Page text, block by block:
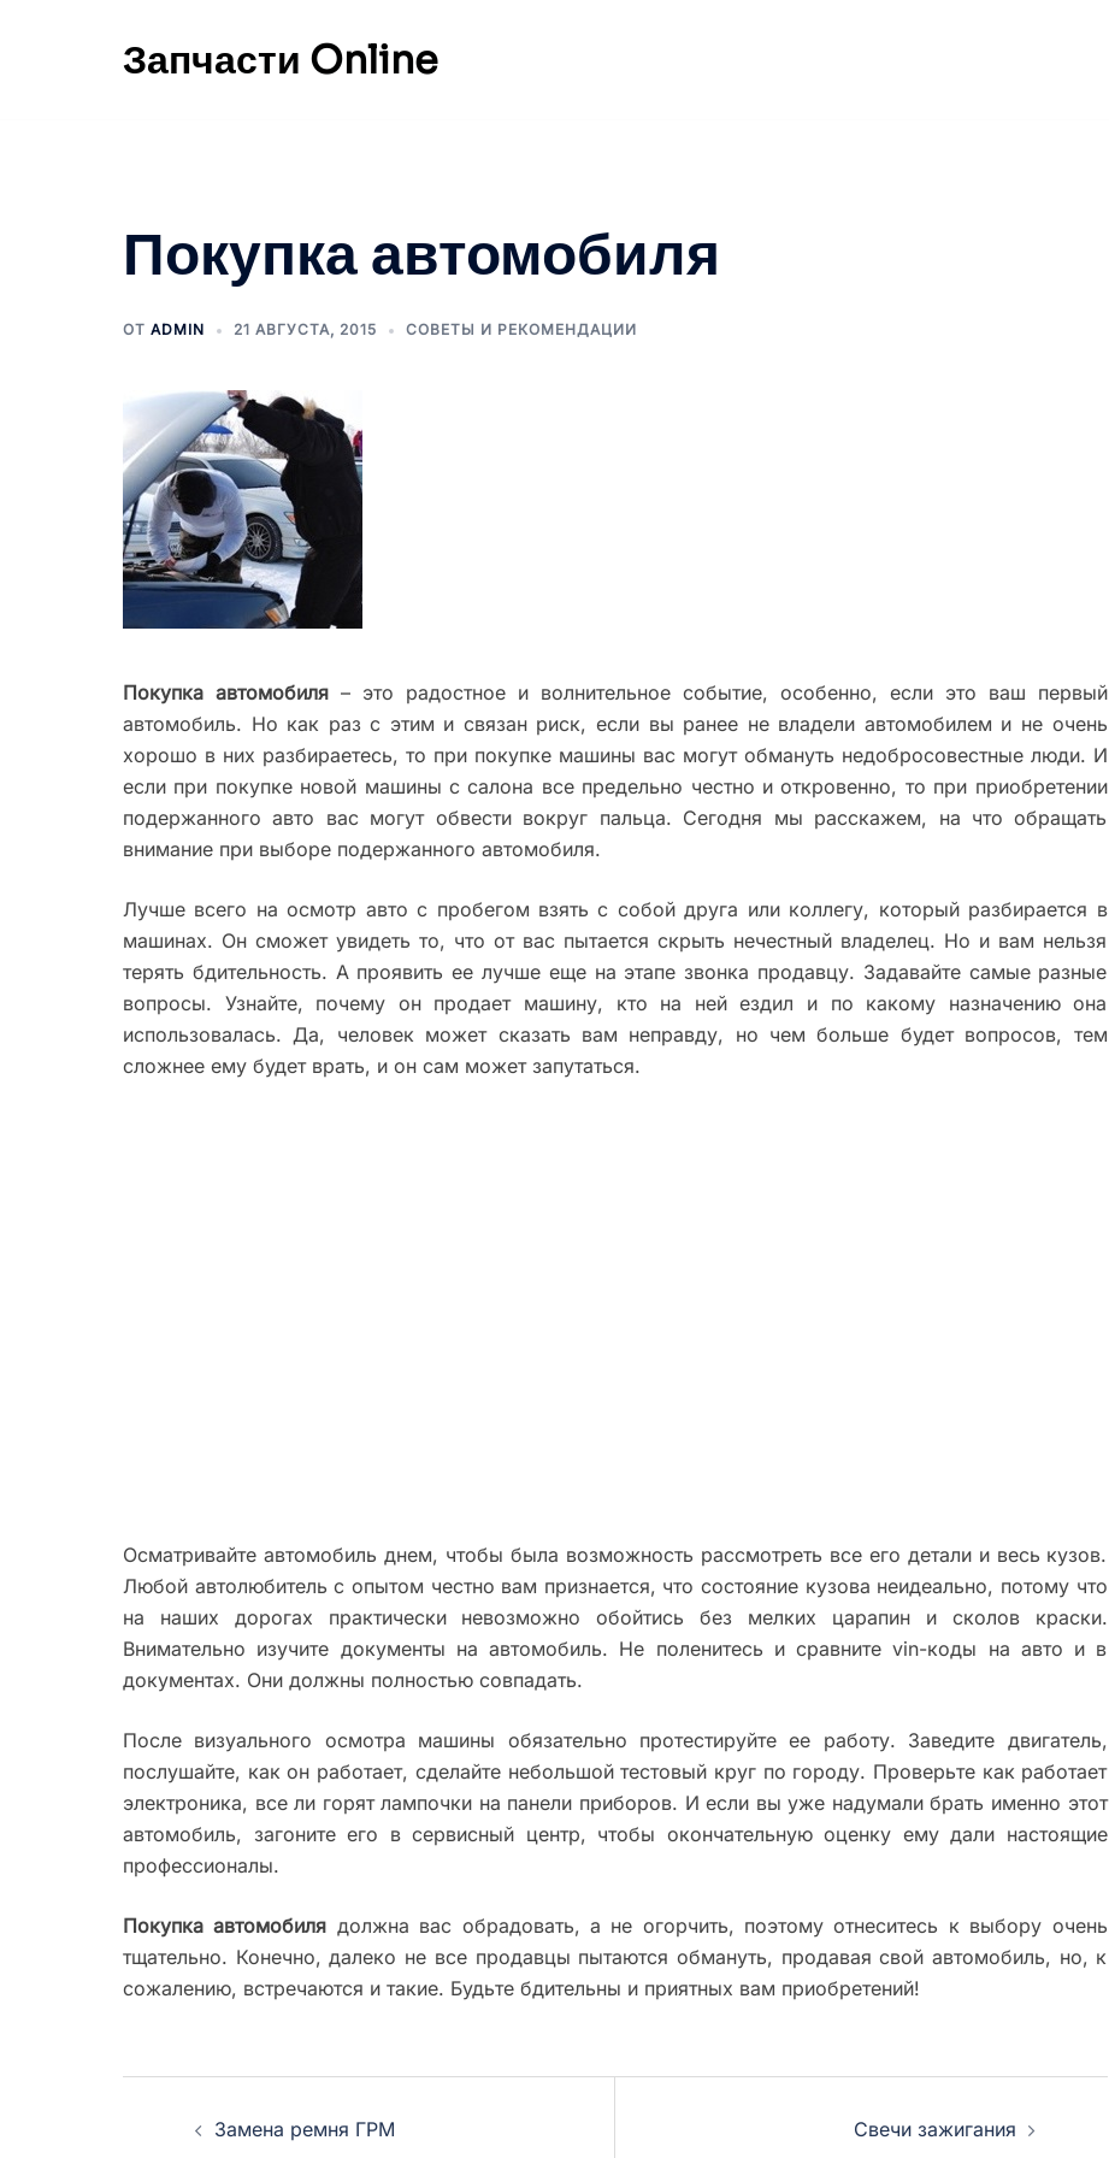
содержимомуЗапчасти Online
Покупка автомобиля
ОТ ADMIN 21 АВГУСТА, 2015 СОВЕТЫ И РЕКОМЕНДАЦИИ
Покупка автомобиля– это радостное и волнительное событие, особенно, если это ваш первый
автомобиль. Но как раз с этим и связан риск, если вы ранее не владели автомобилем и не очень
хорошо в них разбираетесь, то при покупке машины вас могут обмануть недобросовестные люди. И
если при покупке новой машины с салона все предельно честно и откровенно, то при приобретении
подержанного авто вас могут обвести вокруг пальца. Сегодня мы расскажем, на что обращать
внимание при выборе подержанного автомобиля.
Лучше всего на осмотр авто с пробегом взять с собой друга или коллегу, который разбирается в
машинах. Он сможет увидеть то, что от вас пытается скрыть нечестный владелец. Но и вам нельзя
терять бдительность. А проявить ее лучше еще на этапе звонка продавцу. Задавайте самые разные
вопросы. Узнайте, почему он продает машину, кто на ней ездил и по какому назначению она
использовалась. Да, человек может сказать вам неправду, но чем больше будет вопросов, тем
сложнее ему будет врать, и он сам может запутаться.
Осматривайте автомобиль днем, чтобы была возможность рассмотреть все его детали и весь кузов.
Любой автолюбитель с опытом честно вам признается, что состояние кузова неидеально, потому что
на наших дорогах практически невозможно обойтись без мелких царапин и сколов краски.
Внимательно изучите документы на автомобиль. Не поленитесь и сравните vin-коды на авто и в
документах. Они должны полностью совпадать.
После визуального осмотра машины обязательно протестируйте ее работу. Заведите двигатель,
послушайте, как он работает, сделайте небольшой тестовый круг по городу. Проверьте как работает
электроника, все ли горят лампочки на панели приборов. И если вы уже надумали брать именно этот
автомобиль, загоните его в сервисный центр, чтобы окончательную оценку ему дали настоящие
профессионалы.
Покупка автомобиля должна вас обрадовать, а не огорчить, поэтому отнеситесь к выбору очень
тщательно. Конечно, далеко не все продавцы пытаются обмануть, продавая свой автомобиль, но, к
сожалению, встречаются и такие. Будьте бдительны и приятных вам приобретений!
Навигация
Замена ремня ГРМ Свечи зажигания